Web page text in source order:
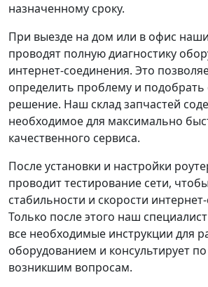
назначенному сроку.
При выезде на дом или в офис
проводят полную диагностику
интернет-соединения. Это
определить проблему и
решение. Наш склад запчастей
необходимое для максимально
качественного сервиса.
После установки и настройки
проводит тестирование сети,
стабильности и скорости
Только после этого наш
все необходимые инструкции для
оборудованием и консультирует
возникшим вопросам.